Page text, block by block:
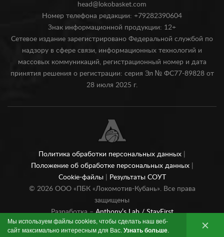
Мы используем файлы cookies, чтобы сделать наш веб-
сайт максимально интересным для Вас. Узнать больше.
head@lokobasket.com
Номер телефона редакции: +79282390604
Знак информационной продукции: 12+
Сетевое издание зарегистрировано Федеральной службой по
надзору в сфере связи, информационных технологий и
массовых коммуникаций, регистрационный номер и дата
принятия решения о регистрации: серия Эл № ФС77-89828 от
28 июля 2025 г.
Политика обработки персональных данных
Положение об обработке персональных данных
Cookie-файлы
Результаты СОУТ
© 2026ООО «ПБК «Локомотив-Кубань». Все права
защищены
Разработка –Anthony’s Lab /StayFirst